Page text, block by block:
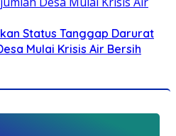
Status Tanggap Darurat
Mulai Krisis Air Bersih